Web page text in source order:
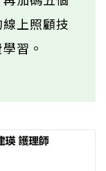
上照顧技
習。